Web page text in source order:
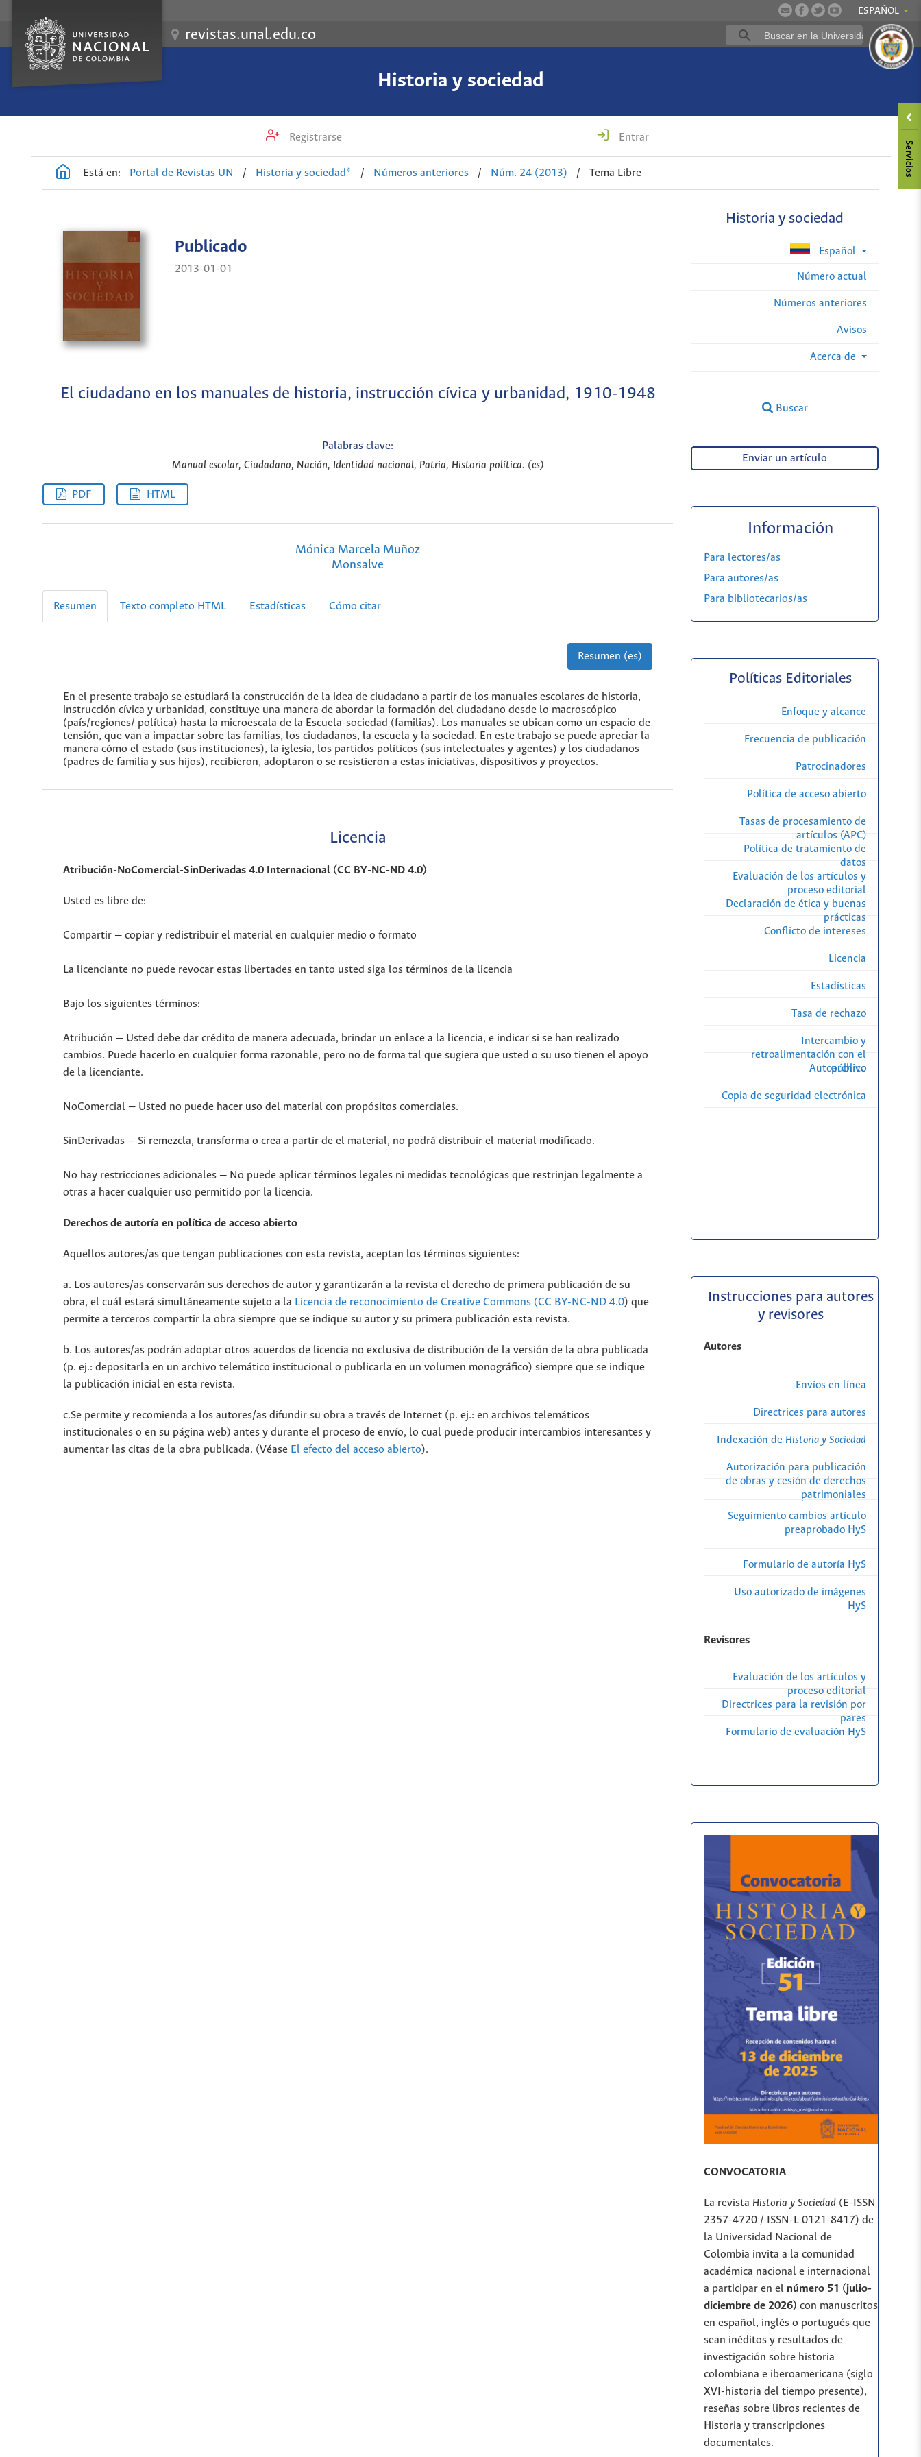
ESPAÑOL
revistas.unal.edu.co
Historia y sociedad
Registrarse Entrar
Está en: Portal de Revistas UN / Historia y sociedad* / Números anteriores / Núm. 24 (2013) / Tema Libre
Historia y sociedad
Español
Número actual
Números anteriores
Avisos
Acerca de
Buscar
Publicado
2013-01-01
El ciudadano en los manuales de historia, instrucción cívica y urbanidad, 1910-1948
Palabras clave:
Manual escolar, Ciudadano, Nación, Identidad nacional, Patria, Historia política. (es)
PDF HTML
Mónica Marcela Muñoz
Monsalve
Resumen Texto completo HTML Estadísticas Cómo citar
Resumen (es)
En el presente trabajo se estudiará la construcción de la idea de ciudadano a partir de los manuales escolares de historia,
instrucción cívica y urbanidad, constituye una manera de abordar la formación del ciudadano desde lo macroscópico
(país/regiones/ política) hasta la microescala de la Escuela-sociedad (familias). Los manuales se ubican como un espacio de
tensión, que van a impactar sobre las familias, los ciudadanos, la escuela y la sociedad. En este trabajo se puede apreciar la
manera cómo el estado (sus instituciones), la iglesia, los partidos políticos (sus intelectuales y agentes) y los ciudadanos
(padres de familia y sus hijos), recibieron, adoptaron o se resistieron a estas iniciativas, dispositivos y proyectos.
Licencia
Atribución-NoComercial-SinDerivadas 4.0 Internacional (CC BY-NC-ND 4.0)
Usted es libre de:
Compartir — copiar y redistribuir el material en cualquier medio o formato
La licenciante no puede revocar estas libertades en tanto usted siga los términos de la licencia
Bajo los siguientes términos:
Atribución — Usted debe dar crédito de manera adecuada, brindar un enlace a la licencia, e indicar si se han realizado
cambios. Puede hacerlo en cualquier forma razonable, pero no de forma tal que sugiera que usted o su uso tienen el apoyo
de la licenciante.
NoComercial — Usted no puede hacer uso del material con propósitos comerciales.
SinDerivadas — Si remezcla, transforma o crea a partir de el material, no podrá distribuir el material modificado.
No hay restricciones adicionales — No puede aplicar términos legales ni medidas tecnológicas que restrinjan legalmente a
otras a hacer cualquier uso permitido por la licencia.
Derechos de autoría en política de acceso abierto
Aquellos autores/as que tengan publicaciones con esta revista, aceptan los términos siguientes:
a. Los autores/as conservarán sus derechos de autor y garantizarán a la revista el derecho de primera publicación de su
obra, el cuál estará simultáneamente sujeto a la Licencia de reconocimiento de Creative Commons (CC BY-NC-ND 4.0) que
permite a terceros compartir la obra siempre que se indique su autor y su primera publicación esta revista.
b. Los autores/as podrán adoptar otros acuerdos de licencia no exclusiva de distribución de la versión de la obra publicada
(p. ej.: depositarla en un archivo telemático institucional o publicarla en un volumen monográfico) siempre que se indique
la publicación inicial en esta revista.
c.Se permite y recomienda a los autores/as difundir su obra a través de Internet (p. ej.: en archivos telemáticos
institucionales o en su página web) antes y durante el proceso de envío, lo cual puede producir intercambios interesantes y
aumentar las citas de la obra publicada. (Véase El efecto del acceso abierto).
Enviar un artículo
Información
Para lectores/as
Para autores/as
Para bibliotecarios/as
Políticas Editoriales
Enfoque y alcance
Frecuencia de publicación
Patrocinadores
Política de acceso abierto
Tasas de procesamiento de
artículos (APC)
Política de tratamiento de
datos
Evaluación de los artículos y
proceso editorial
Declaración de ética y buenas
prácticas
Conflicto de intereses
Licencia
Estadísticas
Tasa de rechazo
Intercambio y
retroalimentación con el
público
Autoarchivo
Copia de seguridad electrónica
Instrucciones para autores
y revisores
Autores
Envíos en línea
Directrices para autores
Indexación de Historia y Sociedad
Autorización para publicación
de obras y cesión de derechos
patrimoniales
Seguimiento cambios artículo
preaprobado HyS
Formulario de autoría HyS
Uso autorizado de imágenes
HyS
Revisores
Evaluación de los artículos y
proceso editorial
Directrices para la revisión por
pares
Formulario de evaluación HyS
CONVOCATORIA
La revista Historia y Sociedad(E-ISSN
2357-4720 / ISSN-L 0121-8417) de
la Universidad Nacional de
Colombia invita a la comunidad
académica nacional e internacional
a participar en el número 51 (julio-
diciembre de 2026) con manuscritos
en español, inglés o portugués que
sean inéditos y resultados de
investigación sobre historia
colombiana e iberoamericana (siglo
XVI-historia del tiempo presente),
reseñas sobre libros recientes de
Historia y transcripciones
documentales.